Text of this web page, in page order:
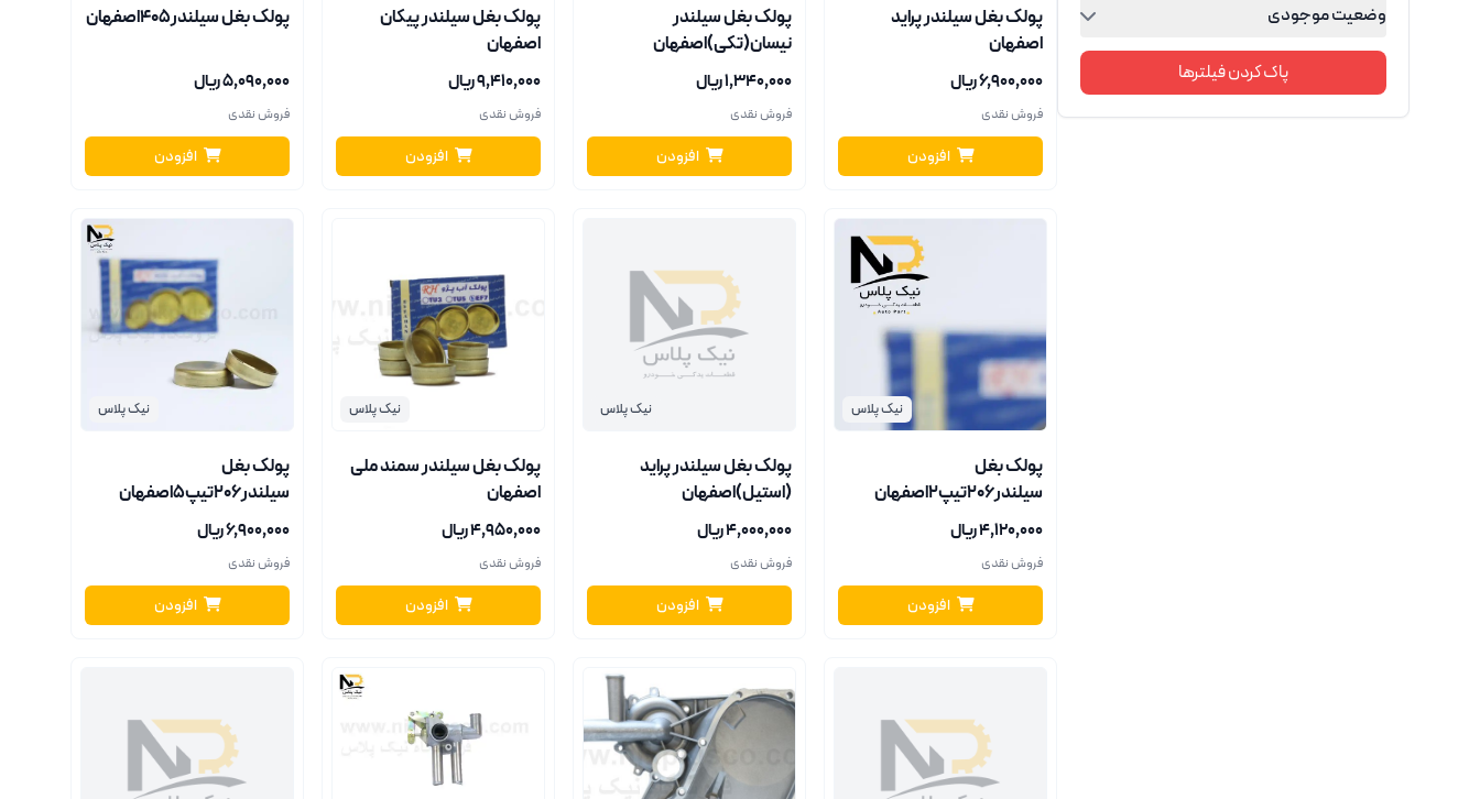
وضعیت موجودی
پاک کردن فیلترها
پولک بغل سیلندر پراید
اصفهان
۶٬۹۰۰٬۰۰۰ ریال
فروش نقدی
افزودن
پولک بغل سیلندر
نیسان(تکی)اصفهان
۱٬۳۴۰٬۰۰۰ ریال
فروش نقدی
افزودن
پولک بغل سیلندر پیکان
اصفهان
۹٬۴۱۰٬۰۰۰ ریال
فروش نقدی
افزودن
پولک بغل سیلندر405اصفهان
۵٬۰۹۰٬۰۰۰ ریال
فروش نقدی
افزودن
نیک پلاس
پولک بغل
سیلندر206تیپ2اصفهان
۴٬۱۲۰٬۰۰۰ ریال
فروش نقدی
افزودن
نیک پلاس
پولک بغل سیلندر پراید
(استیل)اصفهان
۴٬۰۰۰٬۰۰۰ ریال
فروش نقدی
افزودن
نیک پلاس
پولک بغل سیلندر سمند ملی
اصفهان
۴٬۹۵۰٬۰۰۰ ریال
فروش نقدی
افزودن
نیک پلاس
پولک بغل
سیلندر206تیپ5اصفهان
۶٬۹۰۰٬۰۰۰ ریال
فروش نقدی
افزودن